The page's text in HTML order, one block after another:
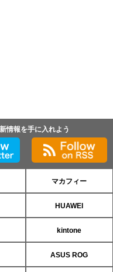
情報を手に入れよう
マカフィー
HUAWEI
kintone
ASUS ROG